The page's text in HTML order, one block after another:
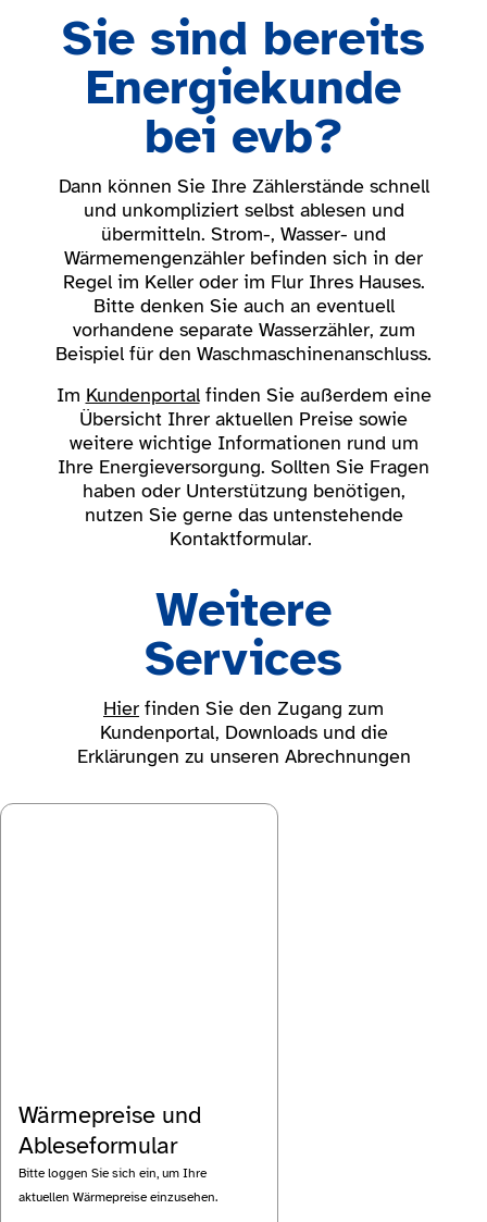
Sie sind bereits
Energiekunde
bei evb?
Dann können Sie Ihre Zählerstände schnell
und unkompliziert selbst ablesen und
übermitteln. Strom-, Wasser- und
Wärmemengenzähler befinden sich in der
Regel im Keller oder im Flur Ihres Hauses.
Bitte denken Sie auch an eventuell
vorhandene separate Wasserzähler, zum
Beispiel für den Waschmaschinenanschluss.
Im Kundenportalfinden Sie außerdem eine
Übersicht Ihrer aktuellen Preise sowie
weitere wichtige Informationen rund um
Ihre Energieversorgung. Sollten Sie Fragen
haben oder Unterstützung benötigen,
nutzen Sie gerne das untenstehende
Kontaktformular.
Weitere
Services
Hier finden Sie den Zugang zum
Kundenportal, Downloads und die
Erklärungen zu unseren Abrechnungen
Wärmepreise und
Ableseformular
Bitte loggen Sie sich ein, um Ihre
aktuellen Wärmepreise einzusehen.